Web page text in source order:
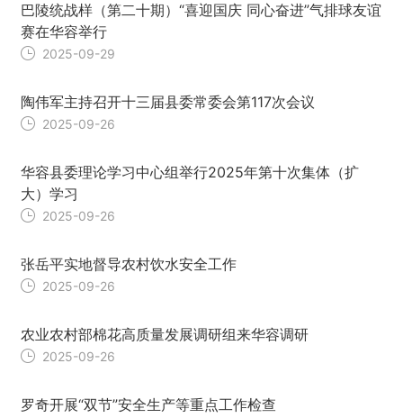
巴陵统战样（第二十期）“喜迎国庆 同心奋进”气排球友谊
赛在华容举行
2025-09-29
陶伟军主持召开十三届县委常委会第117次会议
2025-09-26
华容县委理论学习中心组举行2025年第十次集体（扩
大）学习
2025-09-26
张岳平实地督导农村饮水安全工作
2025-09-26
农业农村部棉花高质量发展调研组来华容调研
2025-09-26
罗奇开展“双节”安全生产等重点工作检查